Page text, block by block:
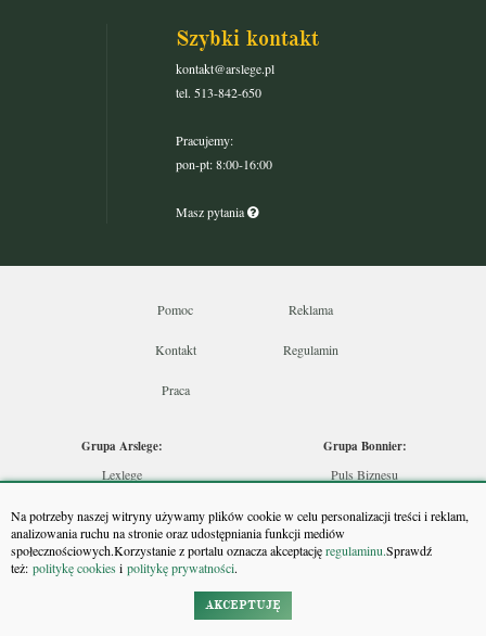
Na potrzeby naszej witryny używamy plików cookie w celu personalizacji treści i reklam,
analizowania ruchu na stronie oraz udostępniania funkcji mediów
społecznościowych.Korzystanie z portalu oznacza akceptacjęregulaminu.Sprawdź
też: politykę cookiesi politykę prywatności.
AKCEPTUJĘ
Szybki kontakt
kontakt@arslege.pl
tel. 513-842-650
Pracujemy:
pon-pt: 8:00-16:00
Masz pytania
Pomoc Reklama
Kontakt Regulamin
Praca
Grupa Arslege:
Lexlege
Skarbowcy
Urzędnik
Rzeczoznawca
Grupa Bonnier:
Puls Biznesu
Puls Medycyny
Monitor Firm